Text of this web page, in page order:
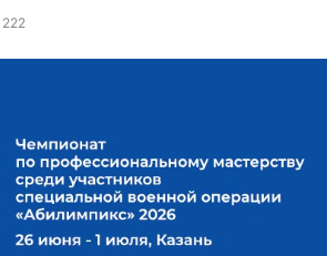
222